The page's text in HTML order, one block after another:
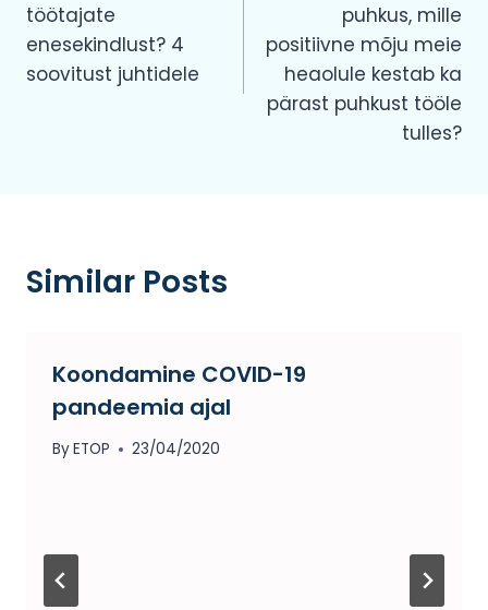
töötajate
enesekindlust? 4
soovitust juhtidele
puhkus, mille
positiivne mõju meie
heaolule kestab ka
pärast puhkust tööle
tulles?
Similar Posts
Koondamine COVID-19
pandeemia ajal
ByETOP 23/04/2020